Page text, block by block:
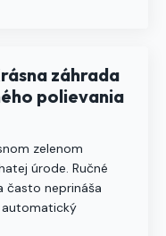
záhrada
polievania
zelenom
úrode. Ručné
často neprináša
automatický